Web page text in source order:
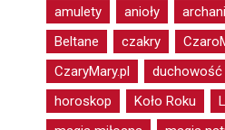
amulety anioły
Beltane
czakry
CzaryMary.pl
duchowość
horoskop
Koło Roku